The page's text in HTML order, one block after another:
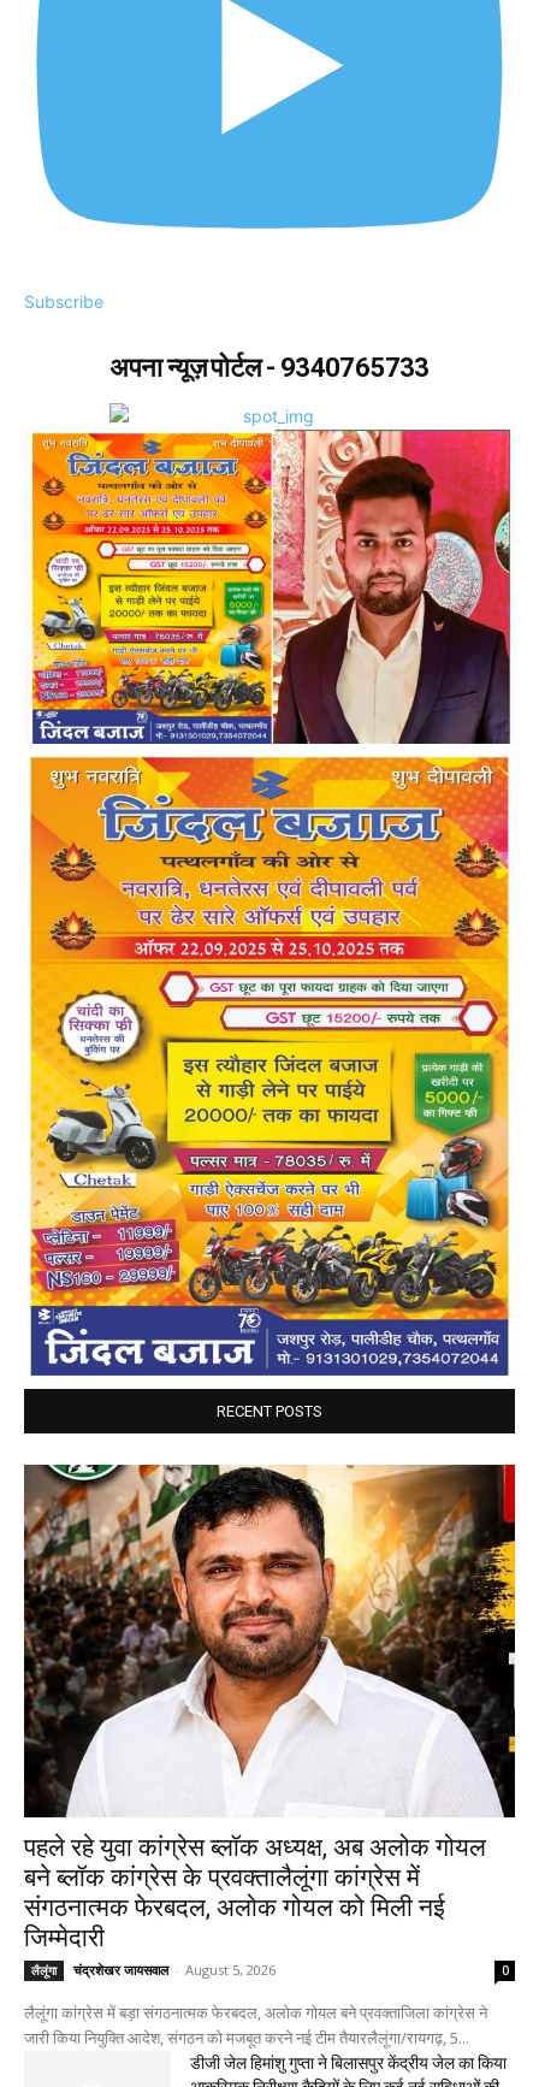
Subscribe
अपना न्यूज़ पोर्टल - 9340765733
RECENT POSTS
पहले रहे युवा कांग्रेस ब्लॉक अध्यक्ष, अब अलोक गोयल
बने ब्लॉक कांग्रेस के प्रवक्तालैलूंगा कांग्रेस में
संगठनात्मक फेरबदल, अलोक गोयल को मिली नई
जिम्मेदारी
लैलूंगा चंद्रशेखर जायसवाल - August 5, 2026 0
लैलूंगा कांग्रेस में बड़ा संगठनात्मक फेरबदल, अलोक गोयल बने प्रवक्ताजिला कांग्रेस ने
जारी किया नियुक्ति आदेश, संगठन को मजबूत करने नई टीम तैयारलैलूंगा/रायगढ़, 5...
डीजी जेल हिमांशु गुप्ता ने बिलासपुर केंद्रीय जेल का किया